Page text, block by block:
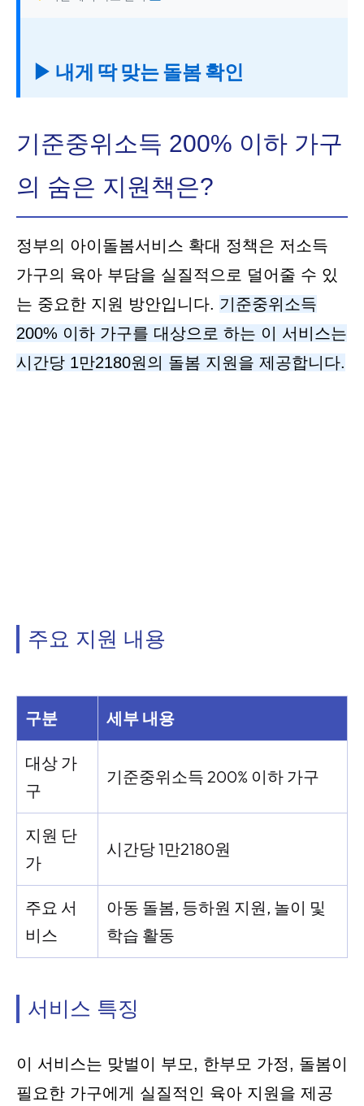
▶ 내게 딱 맞는 돌봄 확인
기준중위소득 200% 이하 가구
의 숨은 지원책은?
정부의 아이돌봄서비스 확대 정책은 저소득
가구의 육아 부담을 실질적으로 덜어줄 수 있
는 중요한 지원 방안입니다. 기준중위소득
200% 이하 가구를 대상으로 하는 이 서비스는
시간당 1만2180원의 돌봄 지원을 제공합니다.
주요 지원 내용
구분 세부 내용
대상 가
구
기준중위소득 200% 이하 가구
지원 단
가
시간당 1만2180원
주요 서
비스
아동 돌봄, 등하원 지원, 놀이 및
학습 활동
서비스 특징
이 서비스는 맞벌이 부모, 한부모 가정, 돌봄이
필요한 가구에게 실질적인 육아 지원을 제공